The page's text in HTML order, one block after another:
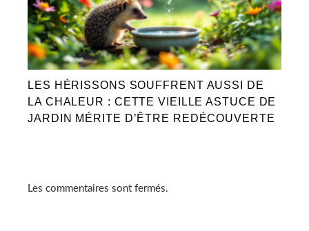
LES HÉRISSONS SOUFFRENT AUSSI DE
LA CHALEUR : CETTE VIEILLE ASTUCE DE
JARDIN MÉRITE D’ÊTRE REDÉCOUVERTE
Les commentaires sont fermés.